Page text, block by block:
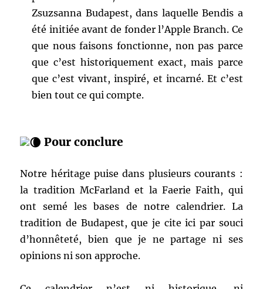
Zsuzsanna Budapest, dans laquelle Bendis a
été initiée avant de fonder l’Apple Branch. Ce
que nous faisons fonctionne, non pas parce
que c’est historiquement exact, mais parce
que c’est vivant, inspiré, et incarné. Et c’est
bien tout ce qui compte.
Pour conclure
Notre héritage puise dans plusieurs courants :
la tradition McFarland et la Faerie Faith, qui
ont semé les bases de notre calendrier. La
tradition de Budapest, que je cite ici par souci
d’honnêteté, bien que je ne partage ni ses
opinions ni son approche.